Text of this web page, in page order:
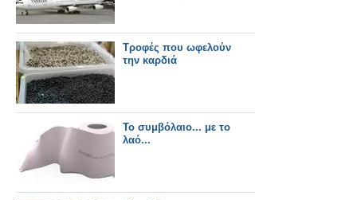
Τροφές που ωφελούν
την καρδιά
Το συμβόλαιο... με το
λαό...